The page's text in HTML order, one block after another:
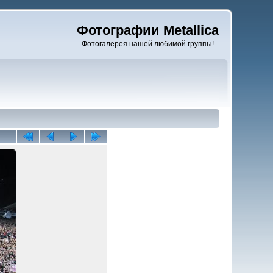
Фотографии Metallica
Фотогалерея нашей любимой группы!